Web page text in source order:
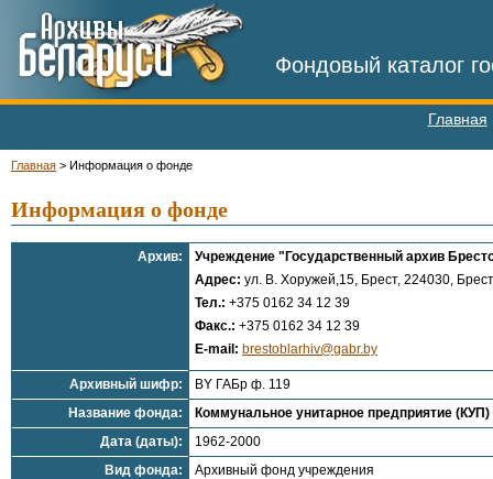
Фондовый каталог
Главная
Главная > Информация о фонде
Информация о фонде
Архив:
Учреждение "Государственный архив
Адрес: ул. В. Хоружей,15, Брест, 224030,
Тел.: +375 0162 34 12 39
Факс.: +375 0162 34 12 39
E-mail: brestoblarhiv@gabr.by
Архивный шифр:
BY ГАБр ф. 119
Название фонда:
Коммунальное унитарное предприятие
Дата (даты):
1962-2000
Вид фонда:
Архивный фонд учреждения